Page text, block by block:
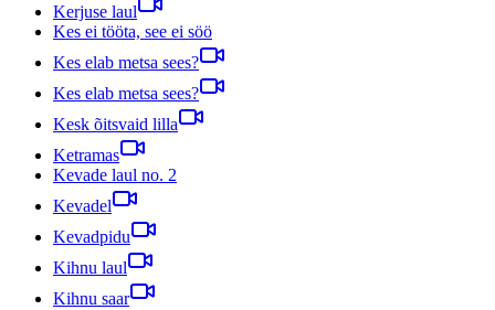
Kerjuse laul
Kes ei tööta, see ei söö
Kes elab metsa sees?
Kes elab metsa sees?
Kesk õitsvaid lilla
Ketramas
Kevade laul no. 2
Kevadel
Kevadpidu
Kihnu laul
Kihnu saar